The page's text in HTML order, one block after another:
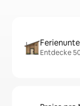
Entdecke